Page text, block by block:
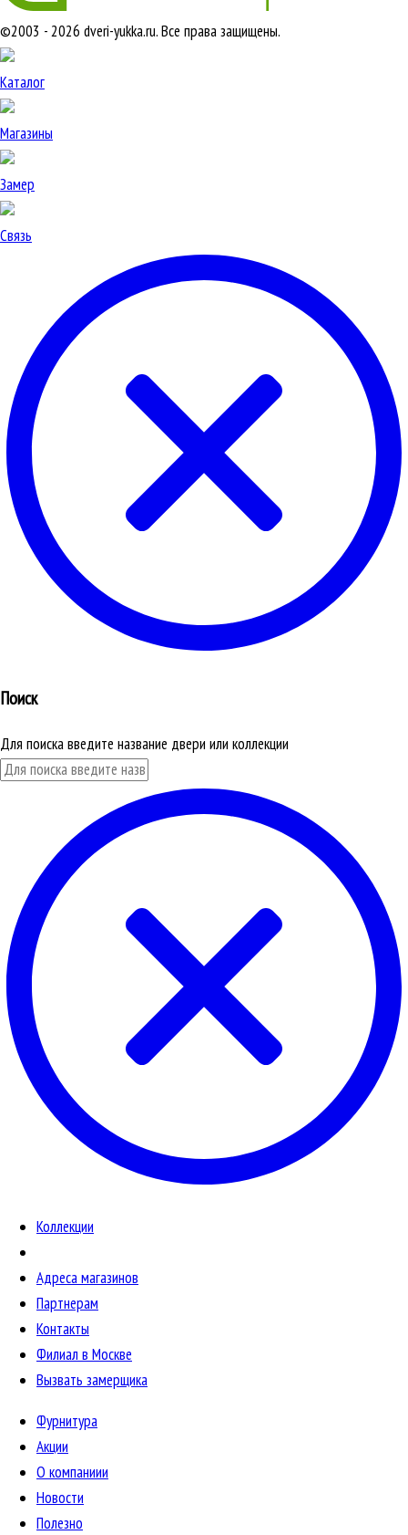
©2003 - 2026 dveri-yukka.ru. Все права защищены.
Каталог
Магазины
Замер
Связь
Поиск
Для поиска введите название двери или коллекции
Коллекции
Адреса магазинов
Партнерам
Контакты
Филиал в Москве
Вызвать замерщика
Фурнитура
Акции
О компаниии
Новости
Полезно